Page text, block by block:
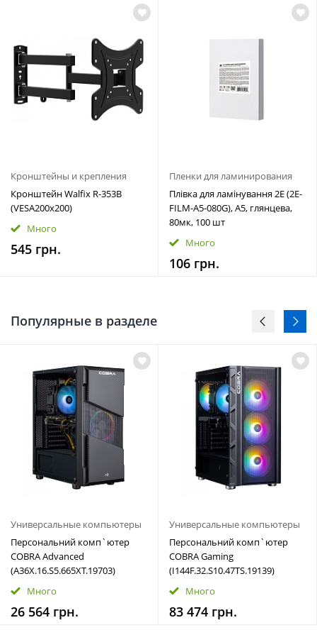
Кронштейны и крепления
Кронштейн Walfix R-353B
(VESA200х200)
Много
545 грн.
Пленки для ламинирования
Плівка для ламінування 2E (2E-
FILM-A5-080G), A5, глянцева,
80мк, 100 шт
Много
106 грн.
Популярные в разделе
Универсальные компьютеры
Персональний комп`ютер
COBRA Advanced
(A36X.16.S5.665XT.19703)
Много
26 564 грн.
Универсальные компьютеры
Персональний комп`ютер
COBRA Gaming
(I144F.32.S10.47TS.19139)
Много
83 474 грн.